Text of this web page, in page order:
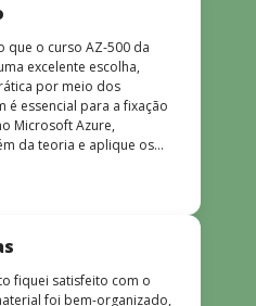
que o curso AZ-500 da
excelente escolha,
por meio dos
é essencial para a fixação
Microsoft Azure,
da teoria e aplique os
e simulados. Outro
do curso. O conteúdo é
muito avançada.”
fiquei satisfeito com o
foi bem-organizado,